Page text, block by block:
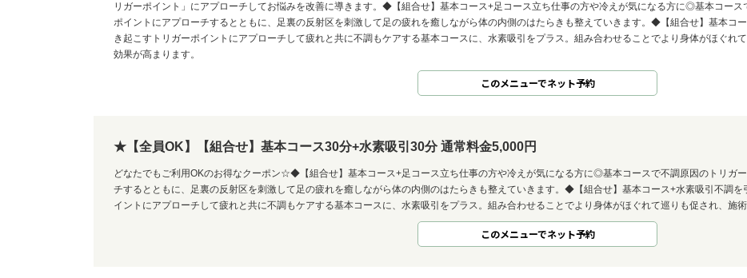
リガーポイント」にアプローチしてお悩みを改善に導きます。◆【組合せ】基本コース+足コース立ち仕事の方や冷えが気になる方に◎基本コース
ポイントにアプローチするとともに、足裏の反射区を刺激して足の疲れを癒しながら体の内側のはたらきも整えていきます。◆【組合せ】基本コー
き起こすトリガーポイントにアプローチして疲れと共に不調もケアする基本コースに、水素吸引をプラス。組み合わせることでより身体がほぐれ
効果が高まります。
このメニューでネット予約
★【全員OK】【組合せ】基本コース30分+水素吸引30分 通常料金5,000円
どなたでもご利用OKのお得なクーポン☆◆【組合せ】基本コース+足コース立ち仕事の方や冷えが気になる方に◎基本コースで不調原因のトリガ
チするとともに、足裏の反射区を刺激して足の疲れを癒しながら体の内側のはたらきも整えていきます。◆【組合せ】基本コース+水素吸引不調を
イントにアプローチして疲れと共に不調もケアする基本コースに、水素吸引をプラス。組み合わせることでより身体がほぐれて巡りも促され、施術
このメニューでネット予約